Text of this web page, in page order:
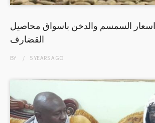
السمسم والدخن باسواق محاصيل
القضارف
BY 5 YEARSAGO